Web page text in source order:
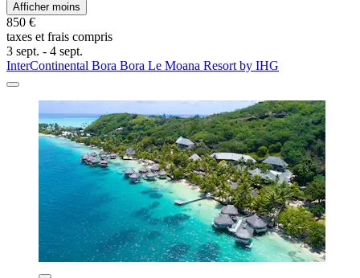
Afficher moins
850 €
taxes et frais compris
3 sept. - 4 sept.
InterContinental Bora Bora Le Moana Resort by IHG